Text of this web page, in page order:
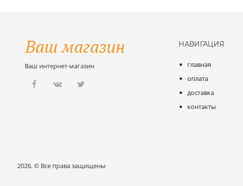
Ваш интернет-магазин
НАВИГАЦИЯ
главная
оплата
доставка
контакты
2026. © Все права защищены